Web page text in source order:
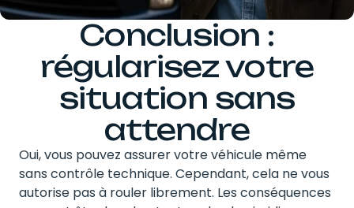
Conclusion :
régularisez votre
situation sans
attendre
Oui, vous pouvez assurer votre véhicule même
sans contrôle technique. Cependant, cela ne vous
autorise pas à rouler librement. Les conséquences